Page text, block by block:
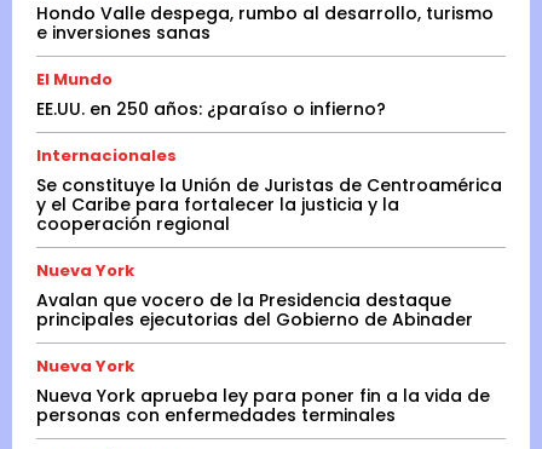
Hondo Valle despega, rumbo al desarrollo, turismo
e inversiones sanas
El Mundo
EE.UU. en 250 años: ¿paraíso o infierno?
Internacionales
Se constituye la Unión de Juristas de Centroamérica
y el Caribe para fortalecer la justicia y la
cooperación regional
Nueva York
Avalan que vocero de la Presidencia destaque
principales ejecutorias del Gobierno de Abinader
Nueva York
Nueva York aprueba ley para poner fin a la vida de
personas con enfermedades terminales